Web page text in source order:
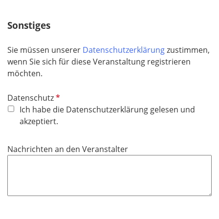
l
f
e
Sonstiges
Sie müssen unserer Datenschutzerklärungzustimmen,
wenn Sie sich für diese Veranstaltung registrieren
möchten.
DatenschutzP
f
l
h
Ich habe die Datenschutzerklärung gelesen und
akzeptiert.
Nachrichten an den Veranstalter